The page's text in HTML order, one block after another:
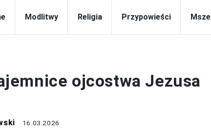
Modlitwy Religia Przypowieści Msze
ojcostwa Jezusa
16.03.2026